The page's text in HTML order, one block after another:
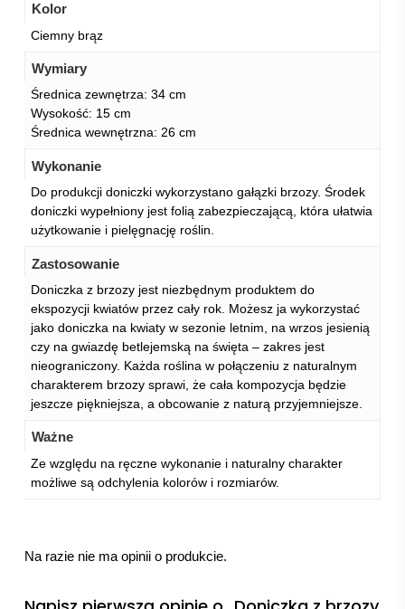
Kolor
Ciemny brąz
Wymiary
Średnica zewnętrza: 34 cm
Wysokość: 15 cm
Średnica wewnętrzna: 26 cm
Wykonanie
Do produkcji doniczki wykorzystano gałązki brzozy. Środek
doniczki wypełniony jest folią zabezpieczającą, która ułatwia
użytkowanie i pielęgnację roślin.
Zastosowanie
Doniczka z brzozy jest niezbędnym produktem do
ekspozycji kwiatów przez cały rok. Możesz ja wykorzystać
jako doniczka na kwiaty w sezonie letnim, na wrzos jesienią
czy na gwiazdę betlejemską na święta – zakres jest
nieograniczony. Każda roślina w połączeniu z naturalnym
charakterem brzozy sprawi, że cała kompozycja będzie
jeszcze piękniejsza, a obcowanie z naturą przyjemniejsze.
Ważne
Ze względu na ręczne wykonanie i naturalny charakter
możliwe są odchylenia kolorów i rozmiarów.
Na razie nie ma opinii o produkcie.